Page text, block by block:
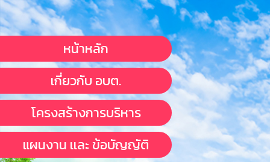
หน้าหลัก
เกี่ยวกับ อบต.
โครงสร้างการบริหาร
แผนงาน เเละ ข้อบัญญัติ